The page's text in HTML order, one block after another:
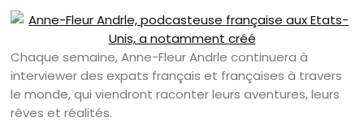
Chaque semaine, Anne-Fleur Andrle continuera à
interviewer des expats français et françaises à travers
le monde, qui viendront raconter leurs aventures, leurs
rêves et réalités.